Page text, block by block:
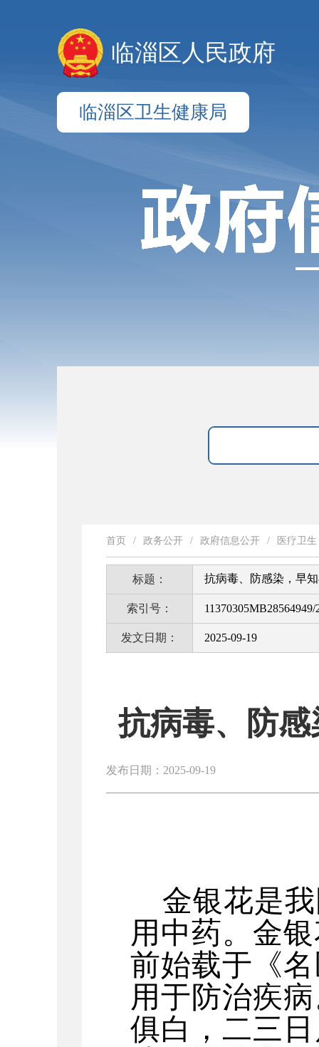
临淄区人民政府
临淄区卫生健康局
首页 / 政务公开 / 政府信息公开 / 医疗卫生
标题： 抗病毒、防感染，早
索引号： 11370305MB28564949/
发文日期： 2025-09-19
抗病毒、防
发布日期：2025-09-19
金银花是
用中药。金
前始载于《
用于防治疾
俱白，二三